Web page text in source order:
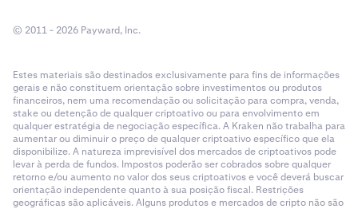
© 2011 - 2026 Payward, Inc.
Estes materiais são destinados exclusivamente para fins de informações
gerais e não constituem orientação sobre investimentos ou produtos
financeiros, nem uma recomendação ou solicitação para compra, venda,
stake ou detenção de qualquer criptoativo ou para envolvimento em
qualquer estratégia de negociação específica. A Kraken não trabalha para
aumentar ou diminuir o preço de qualquer criptoativo específico que ela
disponibilize. A natureza imprevisível dos mercados de criptoativos pode
levar à perda de fundos. Impostos poderão ser cobrados sobre qualquer
retorno e/ou aumento no valor dos seus criptoativos e você deverá buscar
orientação independente quanto à sua posição fiscal. Restrições
geográficas são aplicáveis. Alguns produtos e mercados de cripto não são